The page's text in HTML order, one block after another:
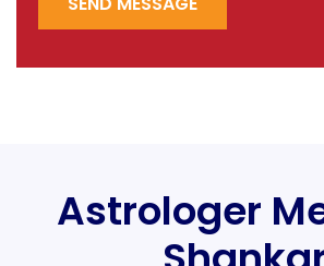
Astrologer